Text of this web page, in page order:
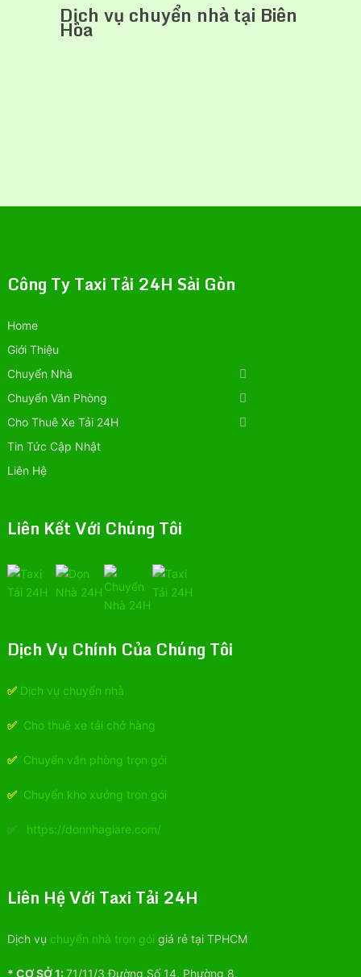
Dịch vụ chuyển nhà tại Biên
Hòa
Công Ty Taxi Tải 24H Sài Gòn
Home
Giới Thiệu
Chuyển Nhà
Chuyển Văn Phòng
Cho Thuê Xe Tải 24H
Tin Tức Cập Nhật
Liên Hệ
Liên Kết Với Chúng Tôi
Dịch Vụ Chính Của Chúng Tôi
✅ Dịch vụ chuyển nhà
✅ Cho thuê xe tải chở hàng
✅ Chuyển văn phòng trọn gói
✅ Chuyển kho xưởng trọn gói
✅ https://donnhagiare.com/
Liên Hệ Với Taxi Tải 24H
Dịch vụ chuyển nhà trọn gói giá rẻ tại TPHCM
* CƠ SỞ 1:71/11/3 Đường Số 14, Phường 8,